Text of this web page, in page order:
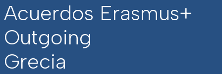
Acuerdos Erasmus+
Outgoing
Grecia